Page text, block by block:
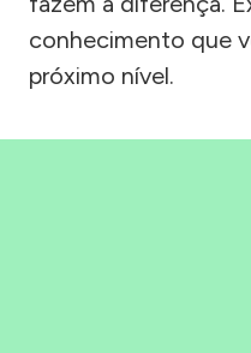
conhecimento que
próximo nível.